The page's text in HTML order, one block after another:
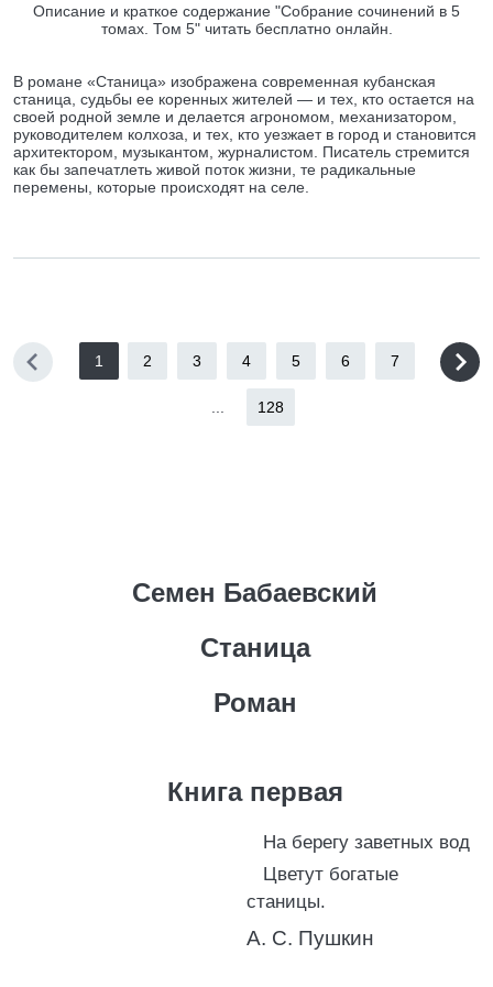
Описание и краткое содержание "Собрание сочинений в 5
томах. Том 5" читать бесплатно онлайн.
В романе «Станица» изображена современная кубанская
станица, судьбы ее коренных жителей — и тех, кто остается на
своей родной земле и делается агрономом, механизатором,
руководителем колхоза, и тех, кто уезжает в город и становится
архитектором, музыкантом, журналистом. Писатель стремится
как бы запечатлеть живой поток жизни, те радикальные
перемены, которые происходят на селе.
1 2 3 4 5 6 7
128
Семен Бабаевский
Станица
Роман
Книга первая
На берегу заветных вод
Цветут богатые
станицы.
А. С. Пушкин